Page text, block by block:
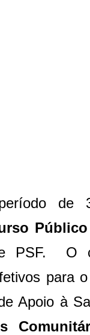
de
Público
PSF. O
para o
Apoio à